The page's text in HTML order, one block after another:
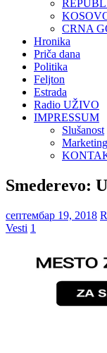
CRNA
Hronika
Priča dana
Politika
Feljton
Estrada
Radio UŽIVO
IMPRESSUM
Slušanost
Marketing
Smederevo:
септембар 19, 2018
Vesti 1